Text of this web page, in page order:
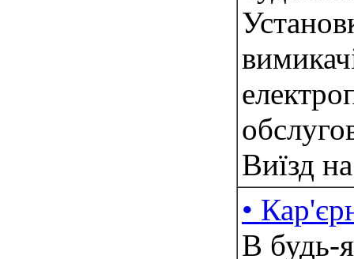
Виїзд
•
В будь-